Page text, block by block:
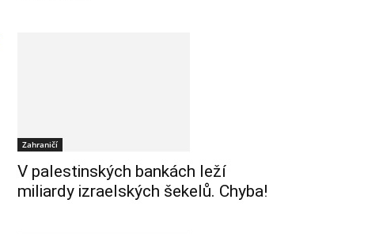
Zahraničí
V palestinských bankách leží
miliardy izraelských šekelů. Chyba!